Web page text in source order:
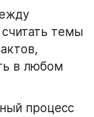
темы
в любом
процесс